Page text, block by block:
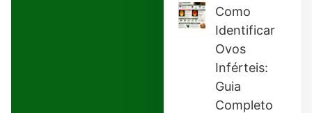
Como
Identificar
Ovos
Inférteis:
Guia
Completo